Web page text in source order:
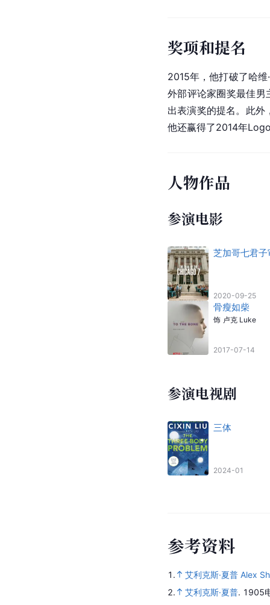
奖项和提名
2015年，他打破了哈
外部评论家圈奖最佳
出表演奖的提名。此外
他还赢得了2014年
人物作品
参演电影
芝加哥七君子
2020-09-25
骨瘦如柴
饰 卢克 Luke
2017-07-14
参演电视剧
三体
2024-01
参考资料
1.
艾利克斯·夏普 Alex
2.
艾利克斯·夏普. 1905